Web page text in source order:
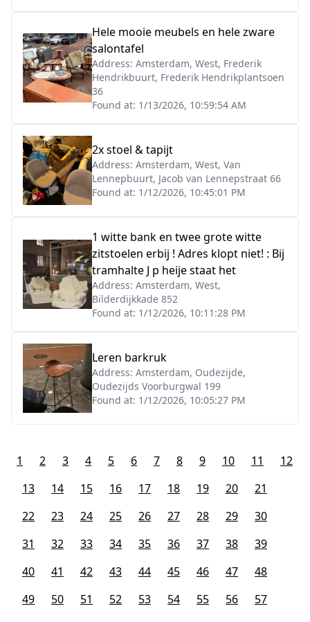
Hele mooie meubels en hele zware
salontafel
Address: Amsterdam, West, Frederik
Hendrikbuurt, Frederik Hendrikplantsoen
36
Found at: 1/13/2026, 10:59:54 AM
2x stoel & tapijt
Address: Amsterdam, West, Van
Lennepbuurt, Jacob van Lennepstraat 66
Found at: 1/12/2026, 10:45:01 PM
1 witte bank en twee grote witte
zitstoelen erbij ! Adres klopt niet! : Bij
tramhalte J p heije staat het
Address: Amsterdam, West,
Bilderdijkkade 852
Found at: 1/12/2026, 10:11:28 PM
Leren barkruk
Address: Amsterdam, Oudezijde,
Oudezijds Voorburgwal 199
Found at: 1/12/2026, 10:05:27 PM
1 2 3 4 5 6 7 8 9 10 11
12
13
14 15 16 17 18 19 20
21
22
23 24 25 26 27 28 29
30
31
32 33 34 35 36 37 38
39
40
41 42 43 44 45 46 47
48
49
50 51 52 53 54 55 56
57